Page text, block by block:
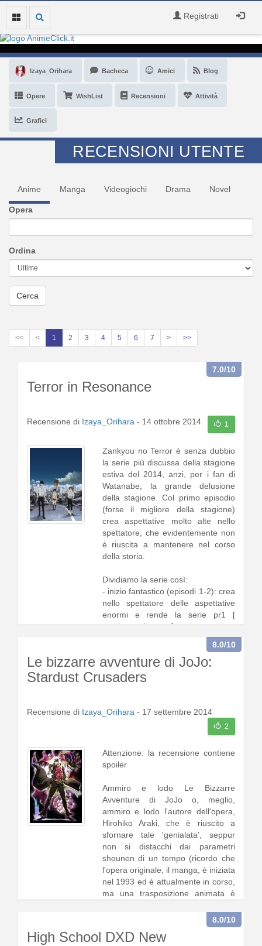
Registrati
Izaya_Orihara Bacheca Amici Blog
Opere WishList Recensioni Attività
Grafici
RECENSIONI UTENTE
Anime Manga Videogiochi Drama Novel
Opera
Ordina
Cerca
<< < 1 2 3 4 5 6 7 > >>
Terror in Resonance
7.0/10
Recensione di Izaya_Orihara - 14 ottobre 2014 1
Zankyou no Terror è senza dubbio
la serie più discussa della stagione
estiva del 2014, anzi, per i fan di
Watanabe, la grande delusione
della stagione. Col primo episodio
(forse il migliore della stagione)
crea aspettative molto alte nello
spettatore, che evidentemente non
è riuscita a mantenere nel corso
della storia.
Dividiamo la serie così:
- inizio fantastico (episodi 1-2): crea
nello spettatore delle aspettative
enormi e rende la serie pr1 [
continua a leggere]
Le bizzarre avventure di JoJo:
Stardust Crusaders
8.0/10
Recensione di Izaya_Orihara - 17 settembre 2014
2
Attenzione: la recensione contiene
spoiler
Ammiro e lodo Le Bizzarre
Avventure di JoJo o, meglio,
ammiro e lodo l'autore dell'opera,
Hirohiko Araki, che è riuscito a
sfornare tale 'genialata', seppur
non si distacchi dai parametri
shounen di un tempo (ricordo che
l'opera originale, il manga, è iniziata
nel 1993 ed è attualmente in corso,
ma una trasposizione animata è
l'adattamento delle prime due
continua a
leggere]
High School DXD New
8.0/10